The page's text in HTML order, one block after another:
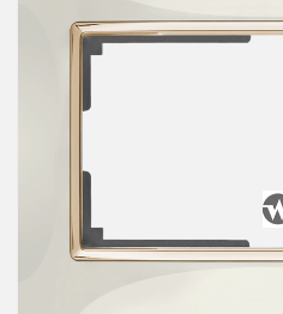
Светорегуляторы
Розетки Интернет